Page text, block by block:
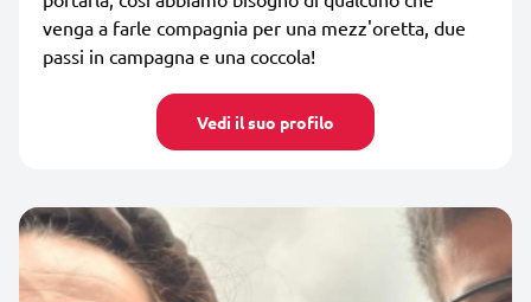
venga a farle compagnia per una mezz'oretta, due
passi in campagna e una coccola!
Vedi il suo profilo